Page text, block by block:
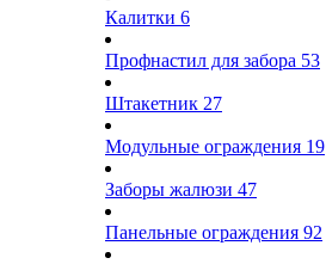
Калитки 6
Профнастил для забора 53
Штакетник 27
Модульные ограждения 19
Заборы жалюзи 47
Панельные ограждения 92